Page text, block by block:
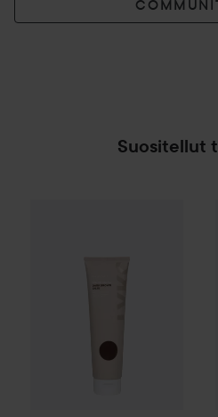
Suositellut